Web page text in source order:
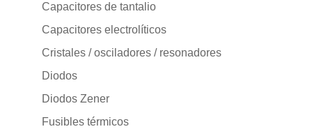
Capacitores de tantalio
Capacitores electrolíticos
Cristales / osciladores / resonadores
Diodos
Diodos Zener
Fusibles térmicos